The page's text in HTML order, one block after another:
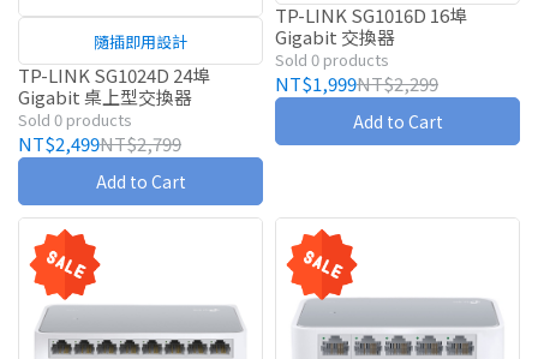
隨插即用設計
TP-LINK SG1024D 24埠
Gigabit 桌上型交換器
Sold 0 products
NT$2,499NT$2,799
Add to Cart
TP-LINK SG1016D 16埠
Gigabit 交換器
Sold 0 products
NT$1,999NT$2,299
Add to Cart